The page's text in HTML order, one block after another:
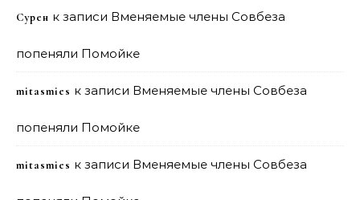
Сурен к записи Вменяемые члены Совбеза
попеняли Помойке
mitasmies к записи Вменяемые члены Совбеза
попеняли Помойке
mitasmies к записи Вменяемые члены Совбеза